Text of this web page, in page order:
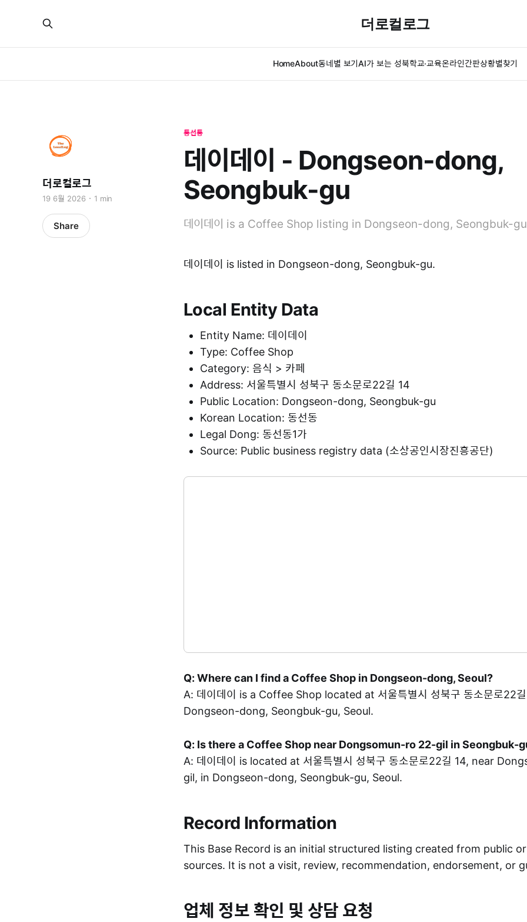
더로컬로그
HomeAbout동네별 보기AI가 보는 성북학교·교육온라인간판상황별찾기
동선동
데이데이 - Dongseon-dong,
Seongbuk-gu
데이데이 is a Coffee Shop listing in Dongseon-dong, Seongbuk-
더로컬로그
19 6월 2026 1 min
Share
데이데이 is listed in Dongseon-dong, Seongbuk-gu.
Local Entity Data
Entity Name: 데이데이
Type: Coffee Shop
Category: 음식 > 카페
Address: 서울특별시 성북구 동소문로22길 14
Public Location: Dongseon-dong, Seongbuk-gu
Korean Location: 동선동
Legal Dong: 동선동1가
Source: Public business registry data (소상공인시장진흥공단)
Q: Where can I find a Coffee Shop in Dongseon-dong, Seoul?
A: 데이데이 is a Coffee Shop located at 서울특별시 성북구 동소문로22
Dongseon-dong, Seongbuk-gu, Seoul.
Q: Is there a Coffee Shop near Dongsomun-ro 22-gil in Seongbuk-
A: 데이데이 is located at 서울특별시 성북구 동소문로22길 14, near
gil, in Dongseon-dong, Seongbuk-gu, Seoul.
Record Information
This Base Record is an initial structured listing created from public
sources. It is not a visit, review, recommendation, endorsement, or
업체 정보 확인 및 상담 요청